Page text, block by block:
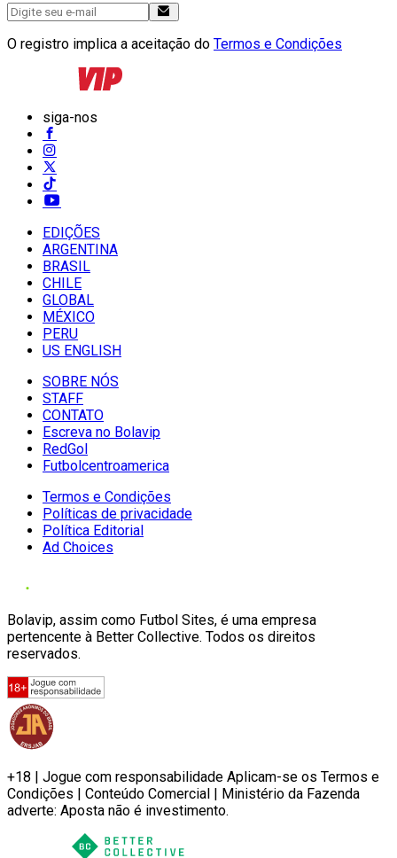
O registro implica a aceitação do Termos e Condições
siga-nos
EDIÇÕES
ARGENTINA
BRASIL
CHILE
GLOBAL
MÉXICO
PERU
US ENGLISH
SOBRE NÓS
STAFF
CONTATO
Escreva no Bolavip
RedGol
Futbolcentroamerica
Termos e Condições
Políticas de privacidade
Política Editorial
Ad Choices
Bolavip, assim como Futbol Sites, é uma empresa
pertencente à Better Collective. Todos os direitos
reservados.
+18 | Jogue com responsabilidade Aplicam-se os Termos e
Condições | Conteúdo Comercial | Ministério da Fazenda
adverte: Aposta não é investimento.